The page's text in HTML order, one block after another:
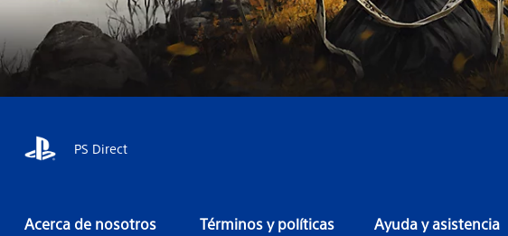
PS Direct
Acerca de nosotros Términos y políticas Ayuda y asistencia